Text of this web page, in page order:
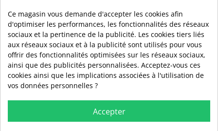
Conseils d'experts
01 89 72 40 90
Ce magasin vous demande d'accepter les cookies afin
d'optimiser les performances, les fonctionnalités des réseaux
sociaux et la pertinence de la publicité. Les cookies tiers liés
aux réseaux sociaux et à la publicité sont utilisés pour vous
offrir des fonctionnalités optimisées sur les réseaux sociaux,
ainsi que des publicités personnalisées. Acceptez-vous ces
cookies ainsi que les implications associées à l'utilisation de
vos données personnelles ?
Accepter